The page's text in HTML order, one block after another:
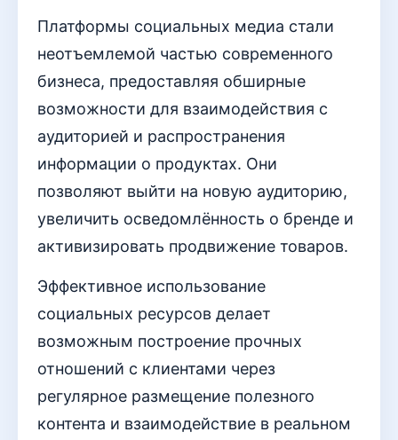
Платформы социальных медиа стали
неотъемлемой частью современного
бизнеса, предоставляя обширные
возможности для взаимодействия с
аудиторией и распространения
информации о продуктах. Они
позволяют выйти на новую аудиторию,
увеличить осведомлённость о бренде и
активизировать продвижение товаров.
Эффективное использование
социальных ресурсов делает
возможным построение прочных
отношений с клиентами через
регулярное размещение полезного
контента и взаимодействие в реальном